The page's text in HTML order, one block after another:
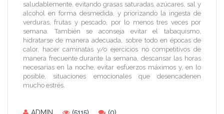
saludablemente, evitando grasas saturadas, azúcares, sal y
alcohol en forma desmedida, y priorizando la ingesta de
verduras, frutas y pescado, por lo menos tres veces por
semana. También se aconseja evitar el tabaquismo,
hidratarse de manera adecuada, sobre todo en épocas de
calor, hacer caminatas y/o ejercicios no competitivos de
manera frecuente durante la semana, descansar las horas
necesarias en la noche, evitar esfuerzos máximos y, en lo
posible, situaciones emocionales que desencadenen
mucho estrés.